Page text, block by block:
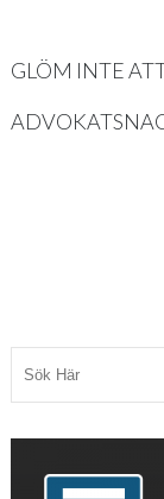
GLÖM INTE